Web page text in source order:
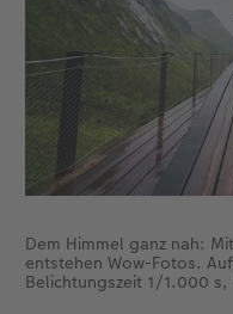
Dem Himmel ganz nah:
entstehen Wow-Fotos.
Belichtungszeit 1/1.000 s,